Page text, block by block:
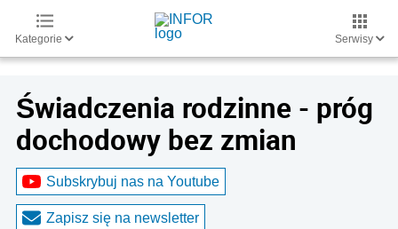
Kategorie Serwisy
Świadczenia rodzinne - próg
dochodowy bez zmian
Subskrybuj nas na Youtube
Zapisz się na newsletter